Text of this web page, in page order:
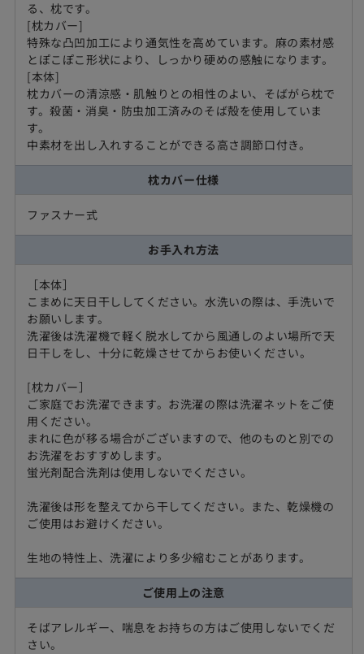
る、枕です。
[枕カバー]
特殊な凸凹加工により通気性を高めています。麻の素材感
とぽこぽこ形状により、しっかり硬めの感触になります。
[本体]
枕カバーの清涼感・肌触りとの相性のよい、そばがら枕で
す。殺菌・消臭・防虫加工済みのそば殻を使用していま
す。
中素材を出し入れすることができる高さ調節口付き。
枕カバー仕様
ファスナー式
お手入れ方法
［本体］
こまめに天日干ししてください。水洗いの際は、手洗いで
お願いします。
洗濯後は洗濯機で軽く脱水してから風通しのよい場所で天
日干しをし、十分に乾燥させてからお使いください。
[枕カバー］
ご家庭でお洗濯できます。お洗濯の際は洗濯ネットをご使
用ください。
まれに色が移る場合がございますので、他のものと別での
お洗濯をおすすめします。
蛍光剤配合洗剤は使用しないでください。
洗濯後は形を整えてから干してください。また、乾燥機の
ご使用はお避けください。
生地の特性上、洗濯により多少縮むことがあります。
ご使用上の注意
そばアレルギー、喘息をお持ちの方はご使用しないでくだ
さい。